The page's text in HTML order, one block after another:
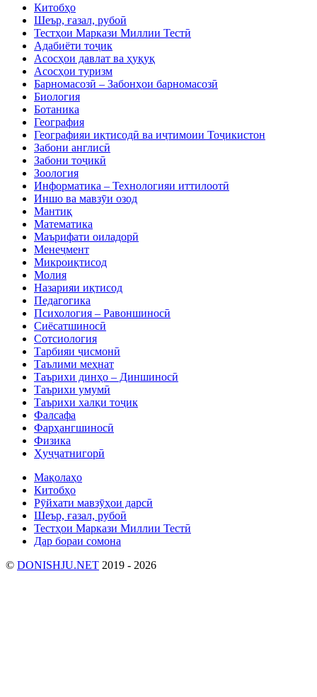
Китобҳо
Шеър, ғазал, рубоӣ
Тестҳои Маркази Миллии Тестӣ
Адабиёти тоҷик
Асосҳои давлат ва ҳуқуқ
Асосҳои туризм
Барномасозӣ – Забонҳои барномасозӣ
Биология
Ботаника
География
Географияи иқтисодӣ ва иҷтимоии Тоҷикистон
Забони англисӣ
Забони тоҷикӣ
Зоология
Информатика – Технологияи иттилоотӣ
Иншо ва мавзӯи озод
Мантиқ
Математика
Маърифати оиладорӣ
Менеҷмент
Микроиқтисод
Молия
Назарияи иқтисод
Педагогика
Психология – Равоншиносӣ
Сиёсатшиносӣ
Сотсиология
Тарбияи ҷисмонӣ
Таълими меҳнат
Таърихи динҳо – Диншиносӣ
Таърихи умумӣ
Таърихи халқи тоҷик
Фалсафа
Фарҳангшиносӣ
Физика
Ҳуҷҷатнигорӣ
Мақолаҳо
Китобҳо
Рӯйхати мавзӯҳои дарсӣ
Шеър, ғазал, рубоӣ
Тестҳои Маркази Миллии Тестӣ
Дар бораи сомона
© DONISHJU.NET 2019 - 2026